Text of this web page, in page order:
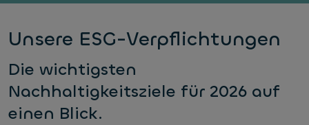
Unsere ESG-Verpflichtungen
Die wichtigsten
Nachhaltigkeitsziele für 2026 auf
einen Blick.